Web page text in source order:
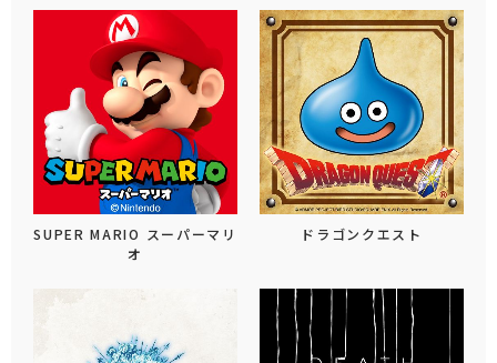
SUPER MARIO スーパーマリ
オ
ドラゴンクエスト